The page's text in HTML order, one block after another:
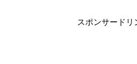
スポンサードリ